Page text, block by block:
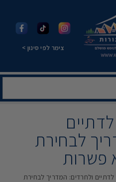
צימר לפי סינון >
לבחירת
פשרות
ולחרדים: המדריך לבחירת